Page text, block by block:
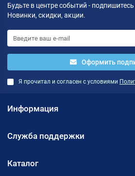
Будьте в центре событий -
Новинки, скидки, акции.
Оформить
Я прочитал и согласен с условиями
Информация
Служба поддержки
Каталог